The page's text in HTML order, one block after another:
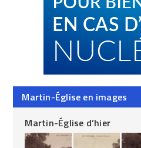
Martin-Église en images
Martin-Église d’hier